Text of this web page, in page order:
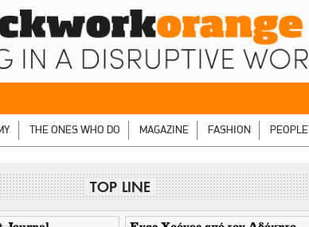
THE ONES WHO DO MAGAZINE FASHION PEOPLE
TOP LINE